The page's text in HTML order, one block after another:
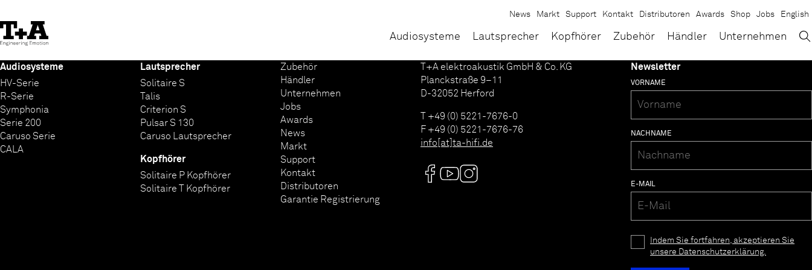
to
Content
Audiosysteme Lautsprecher Kopfhörer Zubehör Händler Unternehmen
News Markt Support Kontakt Distributoren Awards Shop Jobs English
Audiosysteme
HV-Serie
R-Serie
Symphonia
Serie 200
Caruso Serie
CALA
Lautsprecher
Solitaire S
Talis
Criterion S
Pulsar S 130
Caruso Lautsprecher
Kopfhörer
Solitaire P Kopfhörer
Solitaire T Kopfhörer
Zubehör
Händler
Unternehmen
Jobs
Awards
News
Markt
Support
Kontakt
Distributoren
Garantie Registrierung
T+A elektroakustik GmbH & Co. KG
Planckstraße 9–11
D-32052 Herford
T +49 (0) 5221-7676-0
F +49 (0) 5221-7676-76
info[at]ta-hifi.de
Newsletter
VORNAME
NACHNAME
E-MAIL
Indem Sie fortfahren, akzeptieren Sie
unsere Datenschutzerklärung.
→ ×